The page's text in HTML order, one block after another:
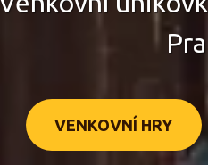
VENKOVNÍ HRY